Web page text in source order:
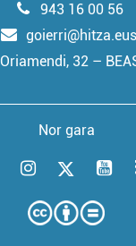
943 16 00 56
goierri@hitza.eus
Oriamendi, 32 –
Nor gara